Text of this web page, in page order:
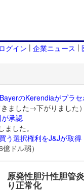
ログイン | 企業ニュース |
のKerendiaがプラ
ました→下がりました）
承認
した。
う選択権利をJ&Jが取得
ドル弱）
原発性胆汁性胆管
り正常化